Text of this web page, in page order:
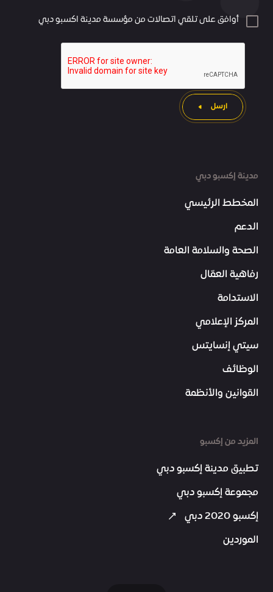
مدينة إكسبو دبي
المخطط الرئيسي
الدعم
الصحة والسلامة العامة
رفاهية العمّال
الاستدامة
المركز الإعلامي
سيتي إنسايتس
الوظائف
القوانين والأنظمة
المزيد من إكسبو
تطبيق مدينة إكسبو دبي
مجموعة إكسبو دبي
إكسبو 2020 دبي
الموردين
أوافق على تلقي اتصالات من مؤسسة مدينة اكسبو دبي
ارسل